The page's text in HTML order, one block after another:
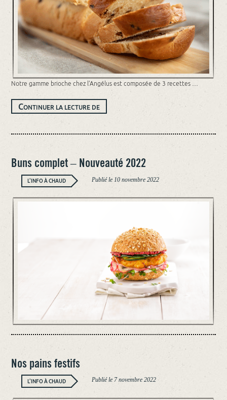
Notre gamme brioche chez l’Angélus est composée de 3 recettes …
CONTINUER LA LECTURE DEDÉCOUVREZ
NOTRE
Buns complet – Nouveauté 2022
L'INFO À CHAUD Publié le 10 novembre 2022
Nos pains festifs
L'INFO À CHAUD Publié le 7 novembre 2022